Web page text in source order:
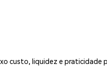
custo, liquidez e